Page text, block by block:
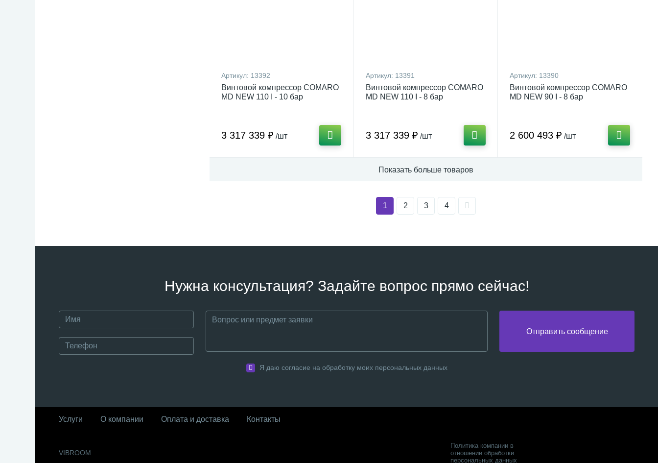
Артикул: 13392
Винтовой компрессор COMARO
MD NEW 110 I - 10 бар
3 317 339 ₽ /шт
Артикул: 13391
Винтовой компрессор COMARO
MD NEW 110 I - 8 бар
3 317 339 ₽ /шт
Артикул: 13390
Винтовой компрессор COMARO
MD NEW 90 I - 8 бар
2 600 493 ₽ /шт
Показать больше товаров
1 2 3 4
Нужна консультация? Задайте вопрос прямо сейчас!
Отправить сообщение
Я даю согласие на обработку моих персональных данных
Услуги О компании Оплата и доставка Контакты
VIBROOM
Политика компании в
отношении обработки
персональных данных